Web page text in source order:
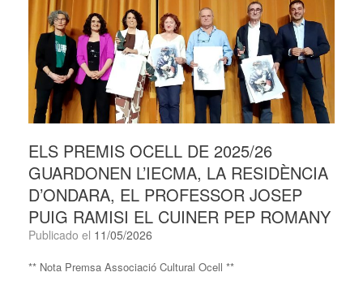
ELS PREMIS OCELL DE 2025/26
GUARDONEN L’IECMA, LA RESIDÈNCIA
D’ONDARA, EL PROFESSOR JOSEP
PUIG RAMISI EL CUINER PEP ROMANY
Publicado el 11/05/2026
** Nota Premsa Associació Cultural Ocell **